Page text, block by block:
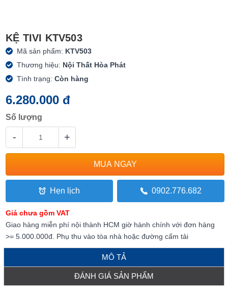
KỆ TIVI KTV503
Mã sản phẩm: KTV503
Thương hiệu: Nội Thất Hòa Phát
Tình trạng:Còn hàng
6.280.000 đ
Số lượng
- +
Hẹn lịch 0902.776.682
Giá chưa gồm VAT
Giao hàng miễn phí nội thành HCM giờ hành chính với đơn hàng
>= 5.000.000đ. Phụ thu vào tòa nhà hoặc đường cấm tải
MÔ TẢ
ĐÁNH GIÁ SẢN PHẨM